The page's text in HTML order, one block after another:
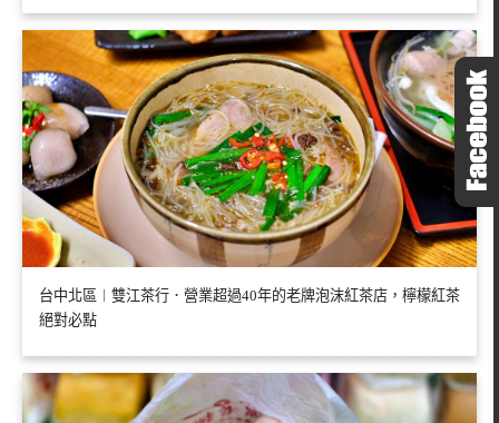
台中北區︱雙江茶行．營業超過40年的老牌泡沫紅茶店，檸檬紅茶
絕對必點